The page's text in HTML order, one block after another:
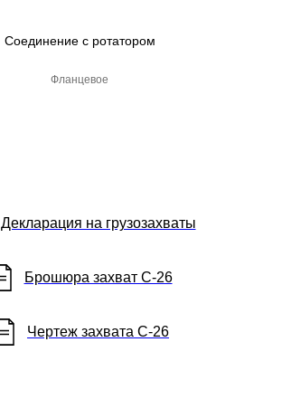
Соединение с ротатором
Фланцевое
Декларация на грузозахваты
Брошюра захват С-26
Чертеж захвата С-26